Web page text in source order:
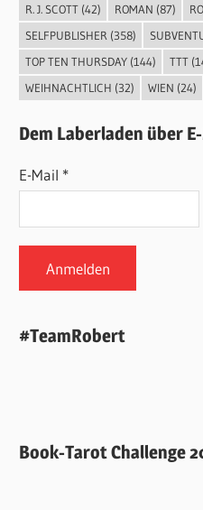
R. J. SCOTT(42) ROMAN (87)
SELFPUBLISHER (358)
TOP TEN THURSDAY(144) TTT
WEIHNACHTLICH (32) WIEN (24)
Dem Laberladen über
E-Mail *
#TeamRobert
Book-Tarot Challenge